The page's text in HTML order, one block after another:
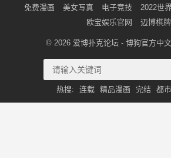
免费漫画 美女写真 电子竞技 2022世
欧宝娱乐官网
迈博棋牌
© 2026 爱博扑克论坛 - 博狗官方中
热搜: 连载 精品漫画 完结 都市